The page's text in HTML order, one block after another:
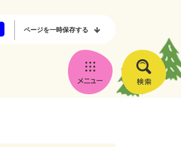
ページを一時保存する
メ
ニ
検
索